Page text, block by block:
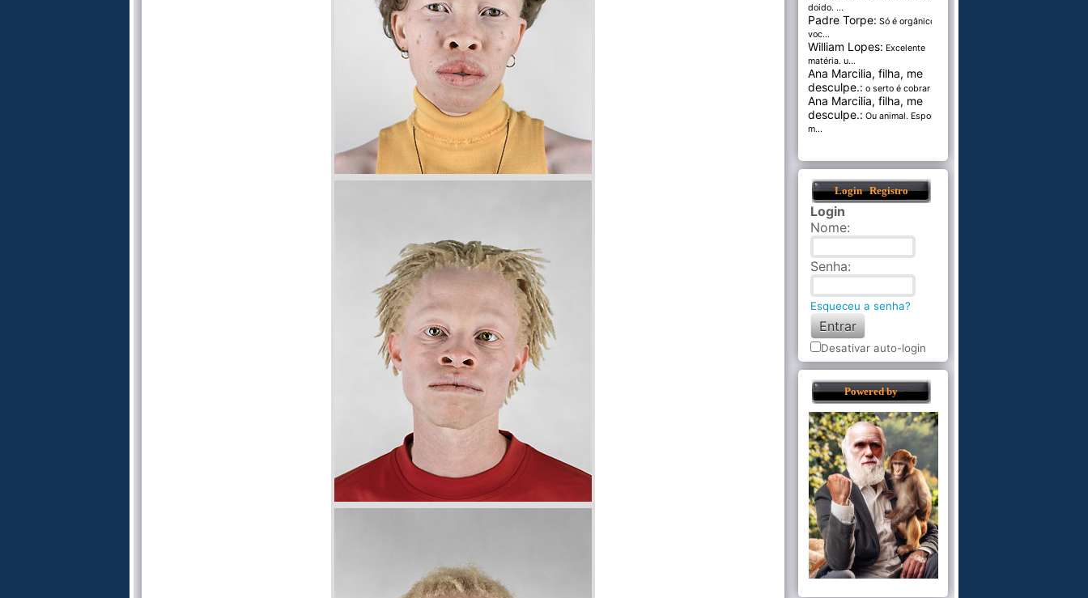
doido. ...
Padre Torpe: Só é orgânico se
voc...
William Lopes: Excelente
matéria. u...
Ana Marcilia, filha, me
desculpe.: o serto é cobrar pel...
Ana Marcilia, filha, me
desculpe.: Ou animal. Esponja
m...
Login Registro
Login
Nome:
Senha:
Esqueceu a senha?
Desativar auto-login
Powered by